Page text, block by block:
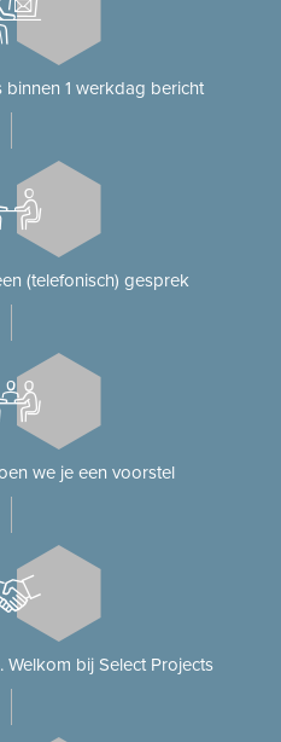
1 werkdag bericht
(telefonisch) gesprek
we je een voorstel
Welkom bij Select Projects